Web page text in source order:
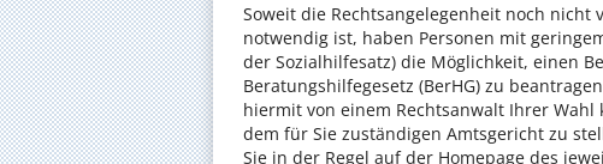
Soweit die Rechtsangelegenheit noch
notwendig ist, haben Personen mit
der Sozialhilfesatz) die Möglichkeit, einen
Beratungshilfegesetz (BerHG) zu
hiermit von einem Rechtsanwalt Ihrer
dem für Sie zuständigen Amtsgericht zu
Sie in der Regel auf der Homepage des